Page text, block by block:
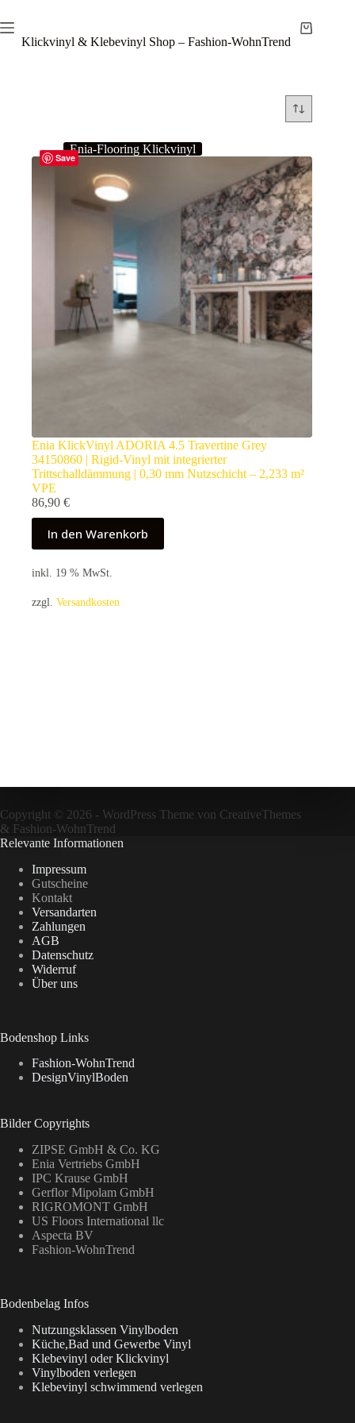
Inhalt
springenKlickvinyl & Klebevinyl Shop – Fashion-WohnTrend
Warenkorb
Save
Enia-Flooring Klickvinyl
Enia KlickVinyl ADORIA 4.5 Travertine Grey
34150860 | Rigid-Vinyl mit integrierter
Trittschalldämmung | 0,30 mm Nutzschicht – 2,233 m²
VPE
86,90 €
In den Warenkorb
inkl. 19 % MwSt.
zzgl. Versandkosten
Copyright © 2026 - WordPress Theme von CreativeThemes
& Fashion-WohnTrend
Relevante Informationen
Impressum
Gutscheine
Kontakt
Versandarten
Zahlungen
AGB
Datenschutz
Widerruf
Über uns
Bodenshop Links
Fashion-WohnTrend
DesignVinylBoden
Bilder Copyrights
ZIPSE GmbH & Co. KG
Enia Vertriebs GmbH
IPC Krause GmbH
Gerflor Mipolam GmbH
RIGROMONT GmbH
US Floors International llc
Aspecta BV
Fashion-WohnTrend
Bodenbelag Infos
Nutzungsklassen Vinylboden
Küche,Bad und Gewerbe Vinyl
Klebevinyl oder Klickvinyl
Vinylboden verlegen
Klebevinyl schwimmend verlegen